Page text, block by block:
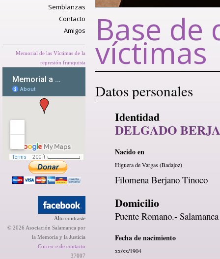
Semblanzas
Contacto
Amigos
Memorial de las Víctimas de la
represión franquista
Alto contraste
© 2026 Asociación Salamanca por
la Memoria y la Justicia
Correo-e de contacto
37007
Base de
víctimas
Datos personales
Identidad
DELGADO
Nacido en
Higuera de Vargas (Badajoz)
Filomena Berjano Tinoco
Domicilio
Puente Romano.- Salamanca
Fecha de nacimiento
xx/xx/1904